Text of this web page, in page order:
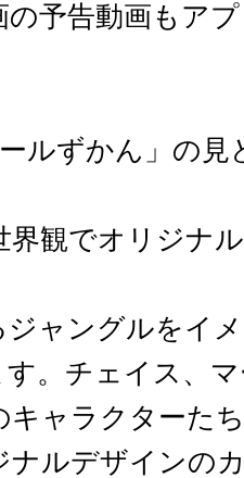
予告動画もア
ルずかん」の見
界観でオリジナ
ャングルをイ
す。チェイス、
キャラクターた
ルデザインの